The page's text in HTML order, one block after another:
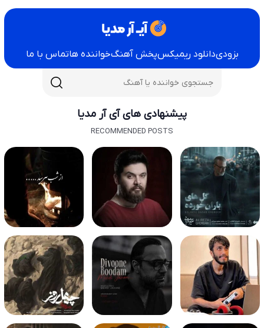
بزودیدانلود ریمیکسپخش آهنگخواننده هاتماس با ما
پیشنهادی های آی آر مدیا
RECOMMENDED POSTS